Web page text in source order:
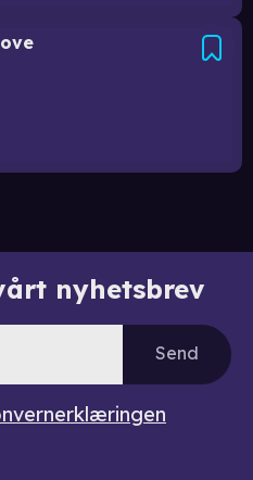
nyhetsbrev
Send